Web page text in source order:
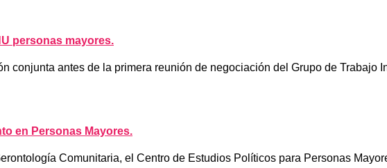
personas mayores.
conjunta antes de la primera reunión de negociación del Grupo de Trabajo
en Personas Mayores.
Comunitaria, el Centro de Estudios Políticos para Personas